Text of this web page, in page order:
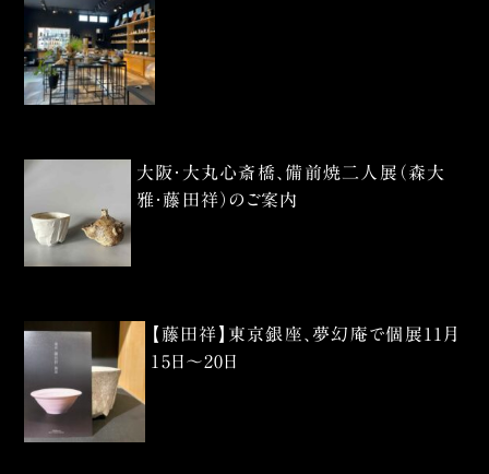
大阪・大丸心斎橋、備前焼二人展（森大
雅・藤田祥）のご案内
【藤田祥】東京銀座、夢幻庵で個展11月
15日〜20日